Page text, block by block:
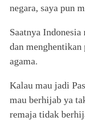
negara, saya pun
Saatnya Indonesia
dan menghentikan
agama.
Kalau mau jadi
mau berhijab ya
remaja tidak